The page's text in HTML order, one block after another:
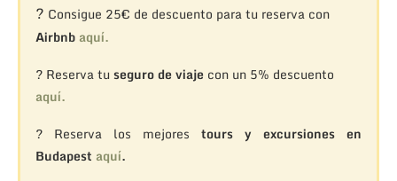
? Consigue 25€ de descuento para tu reserva con
Airbnb aquí.
? Reserva tu seguro de viaje con un 5% descuento
aquí.
? Reserva los mejorestours y excursiones en
Budapest aquí.